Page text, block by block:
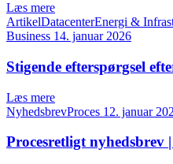
Læs mere
ArtikelDatacenterEnergi &
Business 14. januar 2026
Stigende efterspørgsel
Læs mere
NyhedsbrevProces 12. januar
Procesretligt nyhedsbrev